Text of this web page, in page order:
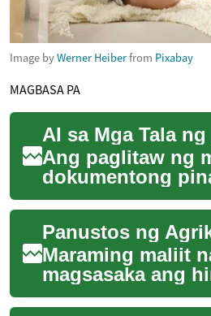
Image byWerner Heiberfrom Pixabay
MAGBASA PA
Ang paglitaw ng
dokumentong
mula sa artipisyal
intelihensiya ay
nagbubunsod ng
mab...
Maraming maliit
magsasaka ang
flow. May